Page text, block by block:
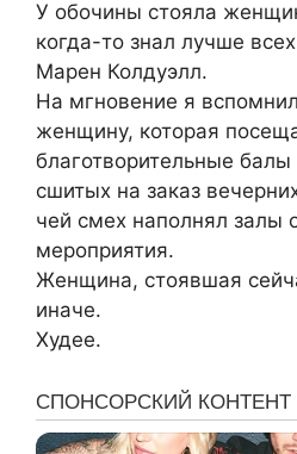
У обочины стояла
когда-то знал лучше
Марен Колдуэлл.
На мгновение я
женщину, которая
благотворительные
сшитых на заказ
чей смех наполнял залы
мероприятия.
Женщина, стоявшая
иначе.
Худее.